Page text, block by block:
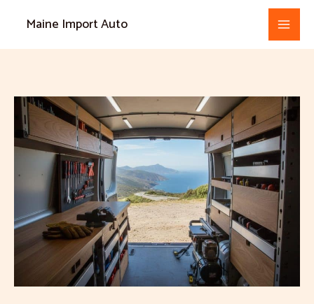
contenu
Maine Import Auto